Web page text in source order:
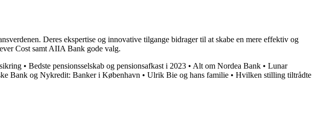
Deres ekspertise og innovative tilgange bidrager til at skabe en mere effektiv og
Cost samt AIIA Bank gode valg.
• Bedste pensionsselskab og pensionsafkast i 2023 • Alt om Nordea Bank • Lunar
Bank og Nykredit: Banker i København • Ulrik Bie og hans familie • Hvilken stilling tiltrådte